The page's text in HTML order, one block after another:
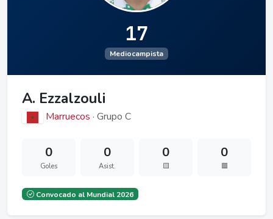
17
Mediocampista
A. Ezzalzouli
Marruecos · Grupo C
0
Goles
0
Asist.
0
🟨
0
🟥
Convocado al Mundial 2026